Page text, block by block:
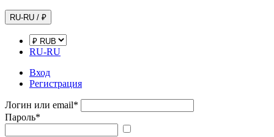
RU-RU / ₽
RU-RU
Вход
Регистрация
Логин или email*
Пароль*